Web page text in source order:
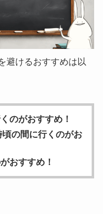
避けるおすすめは以
のがおすすめ！
の間に行くのがお
おすすめ！